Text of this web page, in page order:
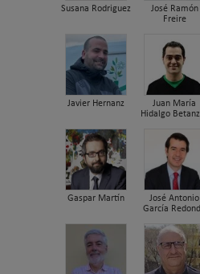
Susana Rodriguez
José Ramón
Freire
Javier Hernanz
Juan María
Hidalgo
Gaspar Martín
José Antonio
García